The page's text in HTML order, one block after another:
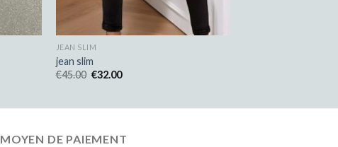
JEAN SLIM
jean slim
€45.00 €32.00
MOYEN DE PAIEMENT